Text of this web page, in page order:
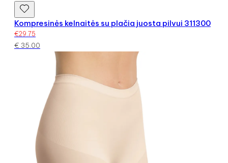
Kompresinės kelnaitės su plačia juosta pilvui 311300
€29.75
€ 35.00